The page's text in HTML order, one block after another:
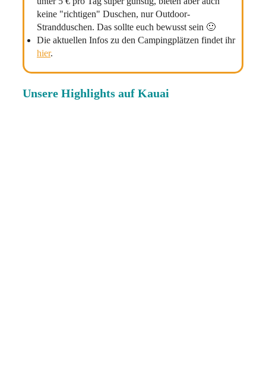
keine "richtigen" Duschen, nur Outdoor-
Strandduschen. Das sollte euch bewusst sein 🙂
Die aktuellen Infos zu den Campingplätzen findet ihr
hier.
Unsere Highlights auf Kauai